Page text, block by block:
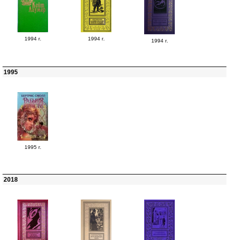
1994 г. 1994 г. 1994 г.
1995
1995 г.
2018